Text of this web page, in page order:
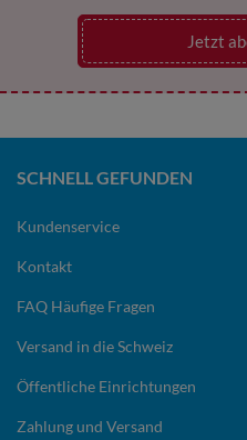
Jetzt
SCHNELL GEFUNDEN
Kundenservice
Kontakt
FAQ Häufige Fragen
Versand in die Schweiz
Öffentliche Einrichtungen
Zahlung und Versand